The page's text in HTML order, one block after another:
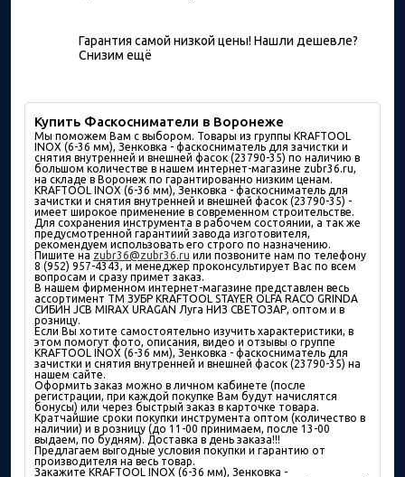
Гарантия самой низкой цены! Нашли дешевле?
Снизим ещё
Купить Фаскосниматели в Воронеже
Мы поможем Вам с выбором. Товары из группы KRAFTOOL
INOX (6-36 мм), Зенковка - фаскосниматель для зачистки и
снятия внутренней и внешней фасок (23790-35) по наличию в
большом количествe в нашем интернет-магазине zubr36.ru,
на складе в Воронеж по гарантированно низким ценам.
KRAFTOOL INOX (6-36 мм), Зенковка - фаскосниматель для
зачистки и снятия внутренней и внешней фасок (23790-35) -
имеет широкое применение в современном строительстве.
Для сохранения инструмента в рабочем состоянии, а так же
предусмотренной гарантиий завода изготовителя,
рекомендуем использовать его строго по назначению.
Пишите на zubr36@zubr36.ru или позвоните нам по телефону
8 (952) 957-4343, и менеджер проконсультирует Вас по всем
вопросам и сразу примет заказ.
В нашем фирменном интернет-магазине представлен весь
ассортимент ТМ ЗУБР KRAFTOOL STAYER OLFA RACO GRINDA
СИБИН JCB MIRAX URAGAN Луга НИЗ СВЕТОЗАР, оптом и в
розницу.
Если Вы хотите самостоятельно изучить характеристики, в
этом помогут фото, описания, видео и отзывы о группе
KRAFTOOL INOX (6-36 мм), Зенковка - фаскосниматель для
зачистки и снятия внутренней и внешней фасок (23790-35) на
нашем сайте.
Оформить заказ можно в личном кабинете (после
регистрации, при каждой покупке Вам будут начислятся
бонусы) или через быстрый заказ в карточке товара.
Кратчайшие сроки покупки инструмента оптом (количество в
наличии) и в розницу (до 11-00 принимаем, после 13-00
выдаем, по будням). Доставка в день заказа!!!
Предлагаем выгодные условия покупки и гарантию от
производителя на весь товар.
Закажите KRAFTOOL INOX (6-36 мм), Зенковка -